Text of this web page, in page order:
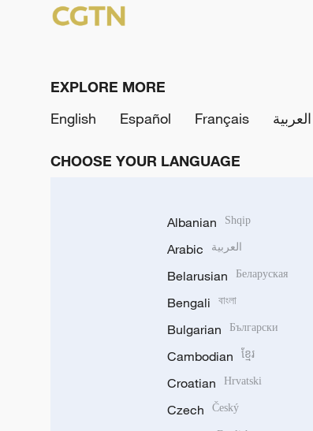
EXPLORE MORE
English
Español Français العربية
CHOOSE YOUR LANGUAGE
Albanian Shqip
Arabic العربية
Belarusian Беларуская
Bengali বাংলা
Bulgarian Български
Cambodian ខ្មែរ
Croatian Hrvatski
Czech Český